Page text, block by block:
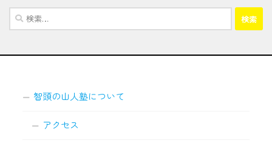
検
索:
智頭の山人塾について
アクセス